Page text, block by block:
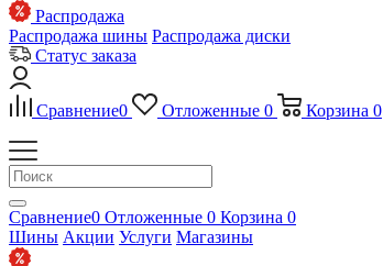
Распродажа
Распродажа шины Распродажа диски
Статус заказа
Сравнение0 Отложенные 0 Корзина 0
Сравнение0 Отложенные 0 Корзина 0
Шины Акции Услуги Магазины